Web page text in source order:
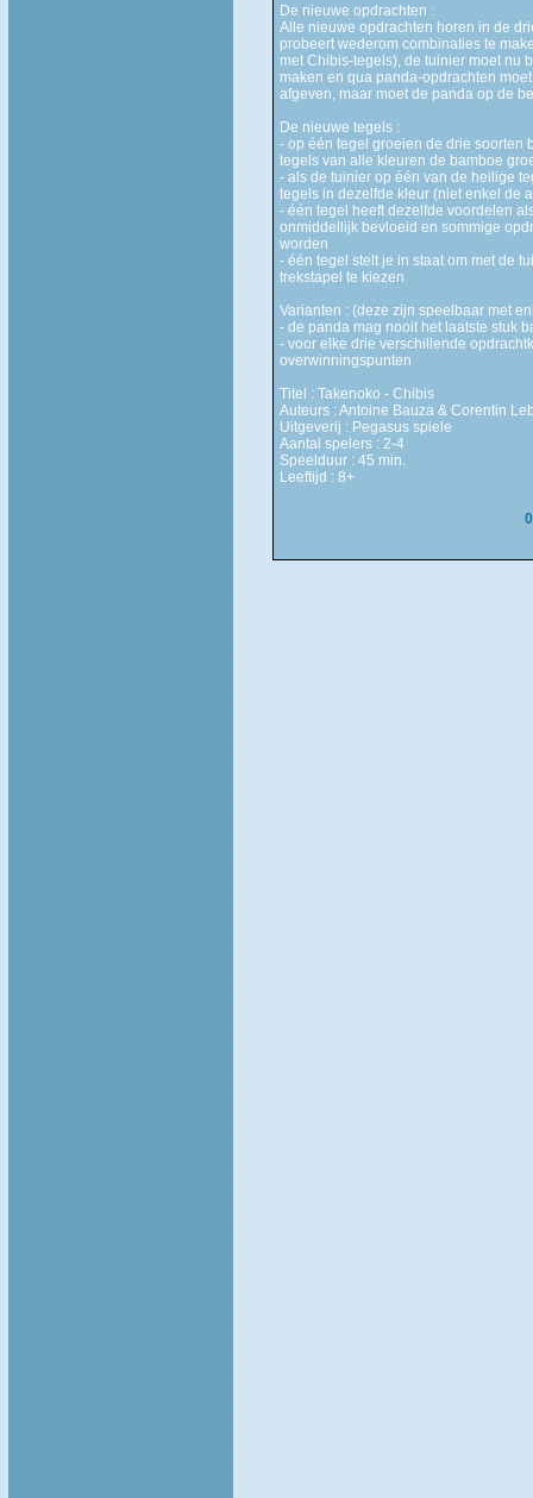
De nieuwe opdrachten :
Alle nieuwe opdrachten horen in de
probeert wederom combinaties te
met Chibis-tegels), de tuinier moet nu
maken en qua panda-opdrachten
afgeven, maar moet de panda op de
De nieuwe tegels :
- op één tegel groeien de drie soorten
tegels van alle kleuren de bamboe
- als de tuinier op één van de heilige
tegels in dezelfde kleur (niet enkel de
- één tegel heeft dezelfde voordelen
onmiddellijk bevloeid en sommige
worden
- één tegel stelt je in staat om met de
trekstapel te kiezen
Varianten : (deze zijn speelbaar met
- de panda mag nooit het laatste stuk
- voor elke drie verschillende
overwinningspunten
Titel : Takenoko - Chibis
Auteurs : Antoine Bauza & Corentin
Uitgeverij : Pegasus spiele
Aantal spelers : 2-4
Speelduur : 45 min.
Leeftijd : 8+